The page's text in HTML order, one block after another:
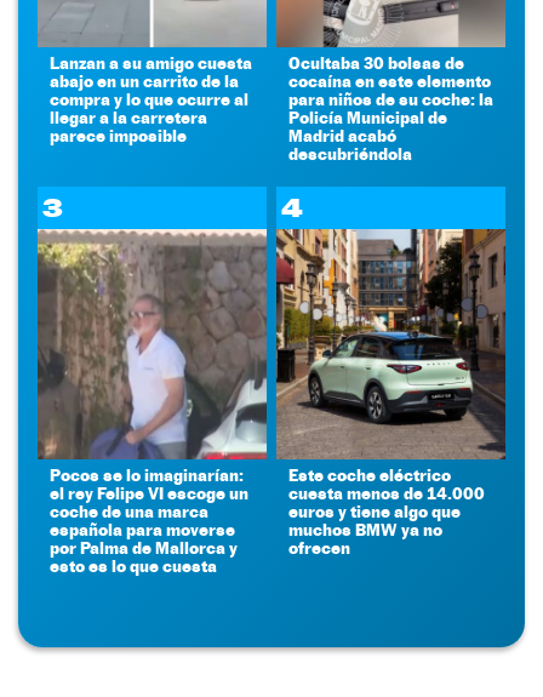
Lanzan a su amigo cuesta
abajo en un carrito de la
compra y lo que ocurre al
llegar a la carretera
parece imposible
Ocultaba 30 bolsas de
cocaína en este elemento
para niños de su coche: la
Policía Municipal de
Madrid acabó
descubriéndola
3
Pocos se lo imaginarían:
el rey Felipe VI escoge un
coche de una marca
española para moverse
por Palma de Mallorca y
esto es lo que cuesta
4
Este coche eléctrico
cuesta menos de 14.000
euros y tiene algo que
muchos BMW ya no
ofrecen